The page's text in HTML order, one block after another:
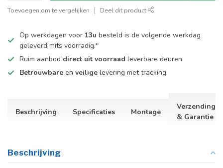
Toevoegen om te vergelijken Deel dit product
Op werkdagen voor 13u besteld is de volgende werkdag
geleverd mits voorradig.*
Ruim aanbod direct uit voorraad leverbare deuren.
Betrouwbare en veilige levering met tracking.
Beschrijving Specificaties Montage
Verzending
& Garantie
Beschrijving